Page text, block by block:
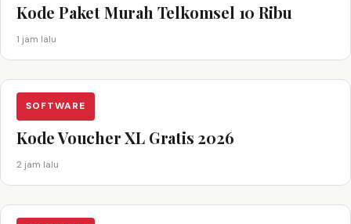
Kode Paket Murah Telkomsel 10 Ribu
1 jam lalu
SOFTWARE
Kode Voucher XL Gratis 2026
2 jam lalu